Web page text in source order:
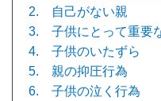
2. 自己がない親
3. 子供にとって重要
4. 子供のいたずら
5. 親の抑圧行為
6. 子供の泣く行為